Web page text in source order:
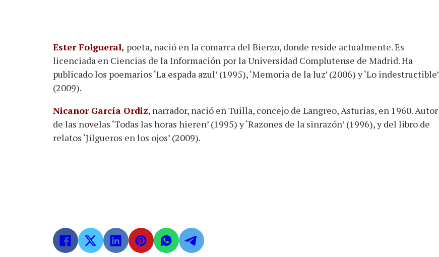
Ester Folgueral, poeta, nació en la comarca del Bierzo, donde reside actualmente. Es
licenciada en Ciencias de la Información por la Universidad Complutense de Madrid. Ha
publicado los poemarios ‘La espada azul’ (1995), ‘Memoria de la luz’ (2006) y ‘Lo indestructible’
(2009).
Nicanor García Ordiz, narrador, nació en Tuilla, concejo de Langreo, Asturias, en 1960. Autor
de las novelas ‘Todas las horas hieren’ (1995) y ‘Razones de la sinrazón’ (1996), y del libro de
relatos ‘Jilgueros en los ojos’ (2009).